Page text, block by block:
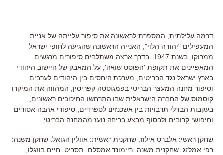
דרמה עלילתית, המספרת לראשונה את סיפור עלייתה של אניית
המעפילים "יהודה הלוי", האנייה הראשונה שהגיעה לחופי ישראל
ממרוקו, בשנת 1947. בדרך ארצה משתלבים סיפורים מרגשים
המאפיינים את תקופת 'הפוסט שואה', על המאבק של היישוב היהודי
בארץ ישראל נגד הבריטים, מערכת היחסים בין היהודים לערבים
וסיפור מחנה המעצר הבריטי בפמגוסטה קפריסין, המהווה את המיקרו
קוסמוס של החברה הישראלית שבו התרחשו החיכוכים ראשונים,
בעקבות הבדלי תרבויות בין אשכנזים לספרדים, סיפורי אהבה אסורים
וחיפושי קרובים ולבסוף מבצע בריחה נועז מהמחנה הבריטי.
שחקן ראשי: אלברט אילוז. שחקנית ראשית: אוולין הגואל. שחקן משנה:
רפי אמלזג. שחקנית משנה: ריימונד אמסלם. תסריט: חיים בוזגלו,